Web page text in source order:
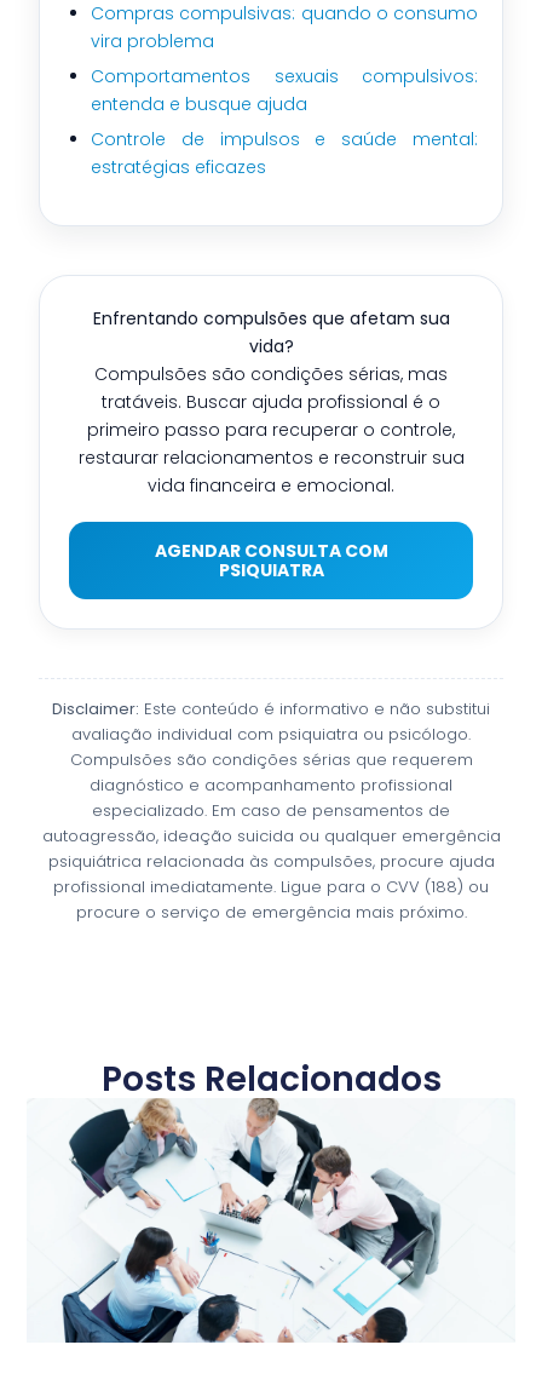
Compras compulsivas: quando o consumo
vira problema
Comportamentos sexuais compulsivos:
entenda e busque ajuda
Controle de impulsos e saúde mental:
estratégias eficazes
Enfrentando compulsões que afetam sua
vida?
Compulsões são condições sérias, mas
tratáveis. Buscar ajuda profissional é o
primeiro passo para recuperar o controle,
restaurar relacionamentos e reconstruir sua
vida financeira e emocional.
AGENDAR CONSULTA COM
PSIQUIATRA
Disclaimer: Este conteúdo é informativo e não substitui
avaliação individual com psiquiatra ou psicólogo.
Compulsões são condições sérias que requerem
diagnóstico e acompanhamento profissional
especializado. Em caso de pensamentos de
autoagressão, ideação suicida ou qualquer emergência
psiquiátrica relacionada às compulsões, procure ajuda
profissional imediatamente. Ligue para o CVV (188) ou
procure o serviço de emergência mais próximo.
Posts Relacionados